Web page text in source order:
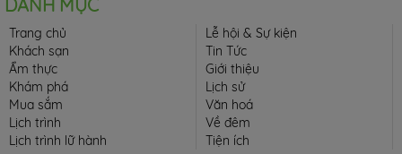
DANH MỤC
Trang chủ
Khách sạn
Ẩm thực
Khám phá
Mua sắm
Lịch trình
Lịch trình lữ hành
Lễ hội & Sự kiện
Tin Tức
Giới thiệu
Lịch sử
Văn hoá
Về đêm
Tiện ích